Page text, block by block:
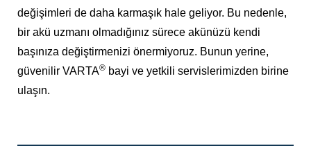
değişimleri de daha karmaşık hale geliyor. Bu nedenle,
bir akü uzmanı olmadığınız sürece akünüzü kendi
başınıza değiştirmenizi önermiyoruz. Bunun yerine,
güvenilir VARTA® bayi ve yetkili servislerimizden birine
ulaşın.